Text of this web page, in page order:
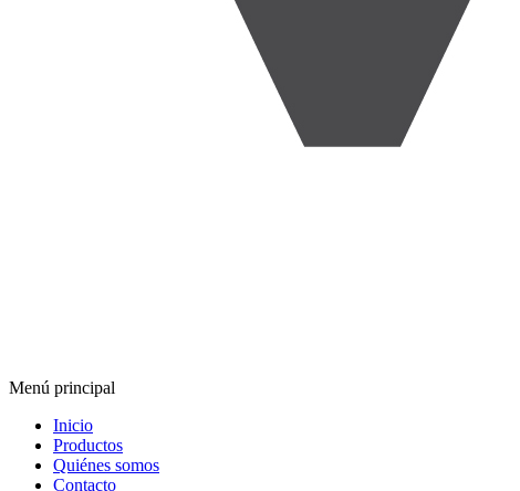
Menú principal
Inicio
Productos
Quiénes somos
Contacto